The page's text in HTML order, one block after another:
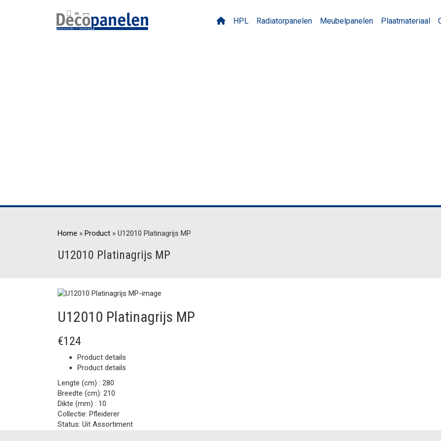
HPL Radiatorpanelen Meubelpanelen Plaatmateriaal
Home » Product » U12010 Platinagrijs MP
U12010 Platinagrijs MP
U12010 Platinagrijs MP
€124
Product details
Product details
Lengte (cm) : 280
Breedte (cm): 210
Dikte (mm) : 10
Collectie: Pfleiderer
Status: Uit Assortiment